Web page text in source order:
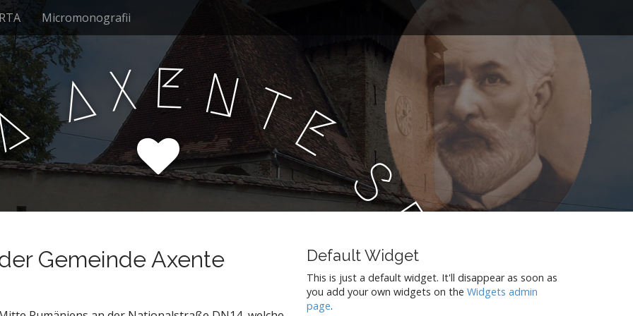
Micromonografii
A XE NTE
S
E
V
Gemeinde Axente
Default Widget
This is just a default widget. It'll disappear as soon as
you add your own widgets on the Widgets admin
page.